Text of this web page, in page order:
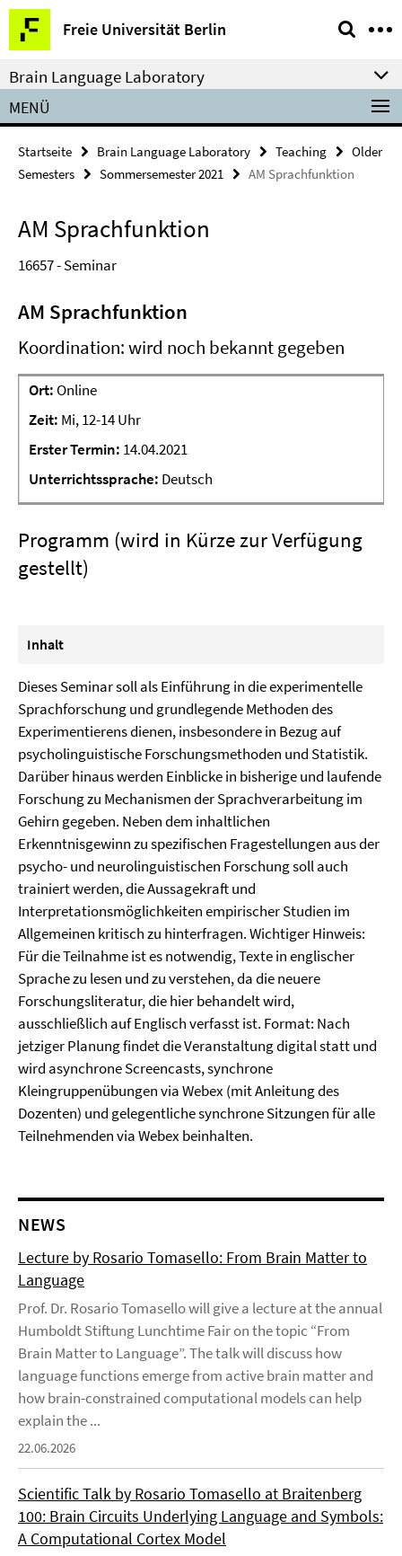
Springe
direkt
zu
Inhalt
Freie Universität Berlin
Service-
Navigation
Brain Language Laboratory
MENÜ
Startseite Brain Language Laboratory Teaching
Older
Semesters
Sommersemester 2021 AM Sprachfunktion
AM Sprachfunktion
16657 - Seminar
AM Sprachfunktion
Koordination: wird noch bekannt gegeben
Ort: Online
Zeit: Mi, 12-14 Uhr
ErsterTermin: 14.04.2021
Unterrichtssprache: Deutsch
Programm (wird in Kürze zur Verfügung
gestellt)
Inhalt
Dieses Seminar soll als Einführung in die experimentelle
Sprachforschung und grundlegende Methoden des
Experimentierens dienen, insbesondere in Bezug auf
psycholinguistische Forschungsmethoden und Statistik.
Darüber hinaus werden Einblicke in bisherige und laufende
Forschung zu Mechanismen der Sprachverarbeitung im
Gehirn gegeben. Neben dem inhaltlichen
Erkenntnisgewinn zu spezifischen Fragestellungen aus der
psycho- und neurolinguistischen Forschung soll auch
trainiert werden, die Aussagekraft und
Interpretationsmöglichkeiten empirischer Studien im
Allgemeinen kritisch zu hinterfragen. Wichtiger Hinweis:
Für die Teilnahme ist es notwendig, Texte in englischer
Sprache zu lesen und zu verstehen, da die neuere
Forschungsliteratur, die hier behandelt wird,
ausschließlich auf Englisch verfasst ist. Format: Nach
jetziger Planung findet die Veranstaltung digital statt und
wird asynchrone Screencasts, synchrone
Kleingruppenübungen via Webex (mit Anleitung des
Dozenten) und gelegentliche synchrone Sitzungen für alle
Teilnehmenden via Webex beinhalten.
NEWS
Lecture by Rosario Tomasello: From Brain Matter to
Language
Prof. Dr. Rosario Tomasello will give a lecture at the annual
Humboldt Stiftung Lunchtime Fair on the topic “From
Brain Matter to Language”. The talk will discuss how
language functions emerge from active brain matter and
how brain-constrained computational models can help
explain the ...
22.06.2026
Scientific Talk by Rosario Tomasello at Braitenberg
100: Brain Circuits Underlying Language and Symbols:
A Computational Cortex Model